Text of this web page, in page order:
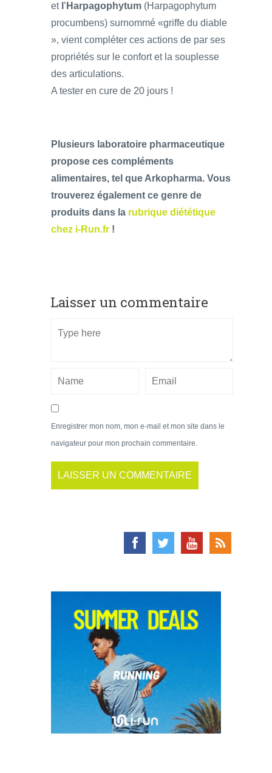
etl ’ Harpagophytum (Harpagophytum
procumbens) surnommé «griffe du diable
», vient compléter ces actions de par ses
propriétés sur le confort et la souplesse
des articulations.
A tester en cure de 20 jours !
Plusieurs laboratoire pharmaceutique
propose ces compléments
alimentaires, tel que Arkopharma. Vous
trouverez également ce genre de
produits dans la rubrique diététique
chez i-Run.fr !
Laisser un commentaire
Enregistrer mon nom, mon e-mail et mon site dans le
navigateur pour mon prochain commentaire.